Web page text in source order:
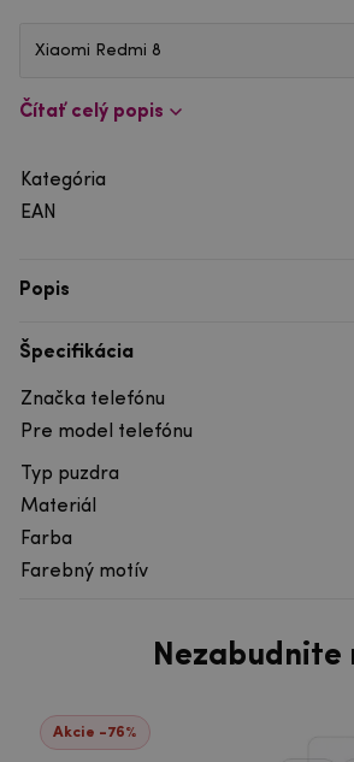
Xiaomi Redmi 8
Čítať celý popis
Kategória
EAN
Popis
Špecifikácia
Značka telefónu
Pre model telefónu
Typ puzdra
Materiál
Farba
Farebný motív
Nezabudnite
Akcie -76%